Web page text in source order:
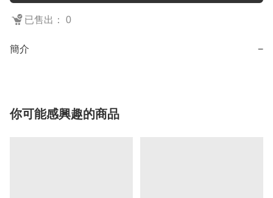
已售出： 0
簡介 −
你可能感興趣的商品